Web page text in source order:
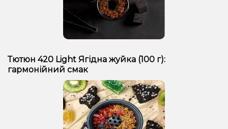
Тютюн 420 Light Ягідна жуйка (100 г):
гармонійний смак